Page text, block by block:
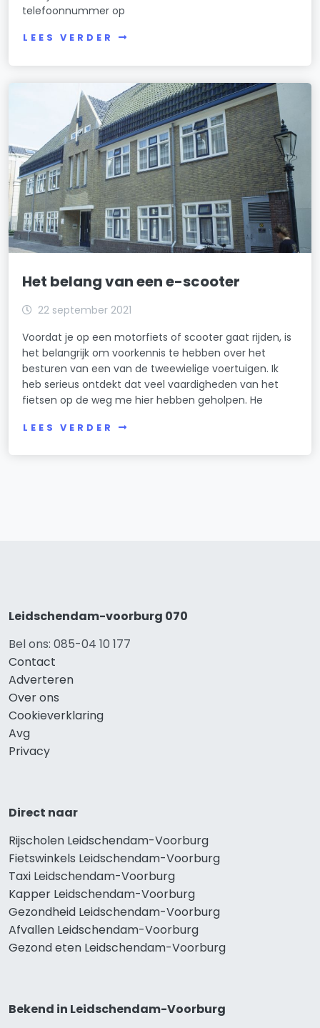
telefoonnummer op
LEES VERDER
Het belang van een e-scooter
22 september 2021
Voordat je op een motorfiets of scooter gaat rijden, is
het belangrijk om voorkennis te hebben over het
besturen van een van de tweewielige voertuigen. Ik
heb serieus ontdekt dat veel vaardigheden van het
fietsen op de weg me hier hebben geholpen. He
LEES VERDER
Leidschendam-voorburg 070
Bel ons: 085-04 10 177
Contact
Adverteren
Over ons
Cookieverklaring
Avg
Privacy
Direct naar
Rijscholen Leidschendam-Voorburg
Fietswinkels Leidschendam-Voorburg
Taxi Leidschendam-Voorburg
Kapper Leidschendam-Voorburg
Gezondheid Leidschendam-Voorburg
Afvallen Leidschendam-Voorburg
Gezond eten Leidschendam-Voorburg
Bekend in Leidschendam-Voorburg